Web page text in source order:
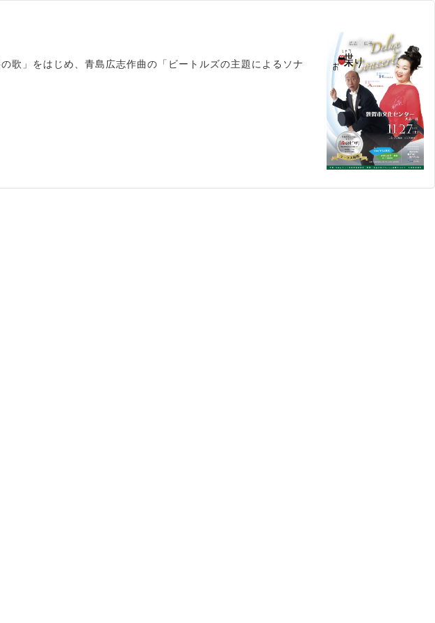
歌」をはじめ、青島広志作曲の「ビートルズの主題によるソナ